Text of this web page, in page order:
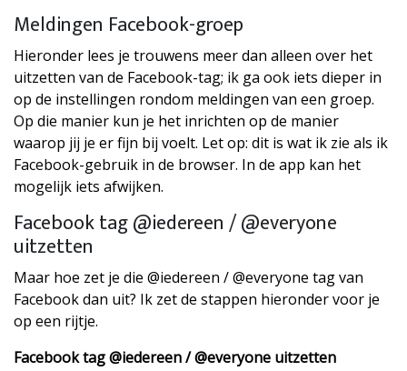
Meldingen Facebook-groep
Hieronder lees je trouwens meer dan alleen over het
uitzetten van de Facebook-tag; ik ga ook iets dieper in
op de instellingen rondom meldingen van een groep.
Op die manier kun je het inrichten op de manier
waarop jij je er fijn bij voelt. Let op: dit is wat ik zie als ik
Facebook-gebruik in de browser. In de app kan het
mogelijk iets afwijken.
Facebook tag @iedereen / @everyone
uitzetten
Maar hoe zet je die @iedereen / @everyone tag van
Facebook dan uit? Ik zet de stappen hieronder voor je
op een rijtje.
Facebook tag @iedereen / @everyone uitzetten